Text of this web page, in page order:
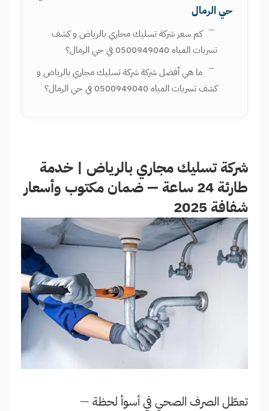
حي الرمال
كم سعر شركة تسليك مجاري بالرياض و كشف
تسربات المياه 0500949040 في حي الرمال؟
ما هي أفضل شركة شركة تسليك مجاري بالرياض و
كشف تسربات المياه 0500949040 في حي الرمال؟
شركة تسليك مجاري بالرياض | خدمة
طارئة 24 ساعة — ضمان مكتوب وأسعار
شفافة 2025
تعطّل الصرف الصحي في أسوأ لحظة —